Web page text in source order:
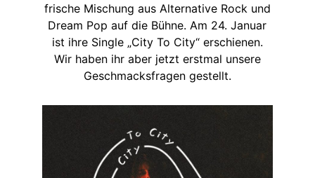
frische Mischung aus Alternative Rock und
Dream Pop auf die Bühne. Am 24. Januar
ist ihre Single „City To City“ erschienen.
Wir haben ihr aber jetzt erstmal unsere
Geschmacksfragen gestellt.